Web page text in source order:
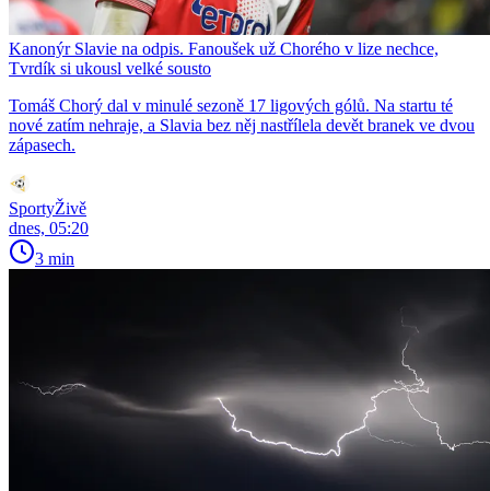
Kanonýr Slavie na odpis. Fanoušek už Chorého v lize nechce,
Tvrdík si ukousl velké sousto
Tomáš Chorý dal v minulé sezoně 17 ligových gólů. Na startu té
nové zatím nehraje, a Slavia bez něj nastřílela devět branek ve dvou
zápasech.
SportyŽivě
dnes, 05:20
3 min